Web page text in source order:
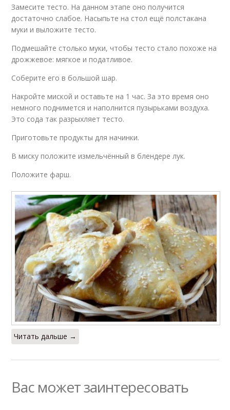
Замесите тесто. На данном этапе оно получится
достаточно слабое. Насыпьте на стол ещё полстакана
муки и выложите тесто.
Подмешайте столько муки, чтобы тесто стало похоже на
дрожжевое: мягкое и податливое.
Соберите его в большой шар.
Накройте миской и оставьте на 1 час. За это время оно
немного поднимется и наполнится пузырьками воздуха.
Это сода так разрыхляет тесто.
Приготовьте продукты для начинки.
В миску положите измельчённый в блендере лук.
Положите фарш.
Читать дальше →
Вас может заинтересовать